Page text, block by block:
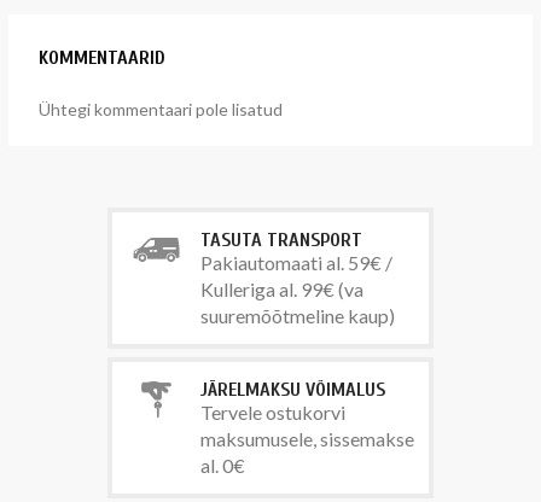
KOMMENTAARID
Ühtegi kommentaari pole lisatud
TASUTA TRANSPORT
Pakiautomaati al. 59€ /
Kulleriga al. 99€ (va
suuremõõtmeline kaup)
JÄRELMAKSU VÕIMALUS
Tervele ostukorvi
maksumusele, sissemakse
al. 0€